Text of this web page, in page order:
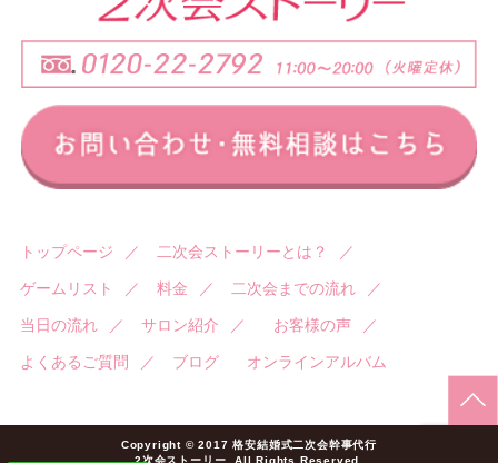
トップページ ／ 二次会ストーリーとは？ ／
ゲームリスト ／ 料金 ／ 二次会までの流れ ／
当日の流れ ／ サロン紹介 ／ お客様の声 ／
よくあるご質問 ／ ブログ オンラインアルバム
Copyright © 2017 格安結婚式二次会幹事代行
2次会ストーリー. All Rights Reserved.